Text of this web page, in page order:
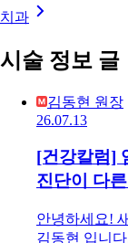
치과
시술 정보 글
김동현 원장
26.07.13
[건강칼럼]
진단이 다
안녕하세요!
김동현 입니